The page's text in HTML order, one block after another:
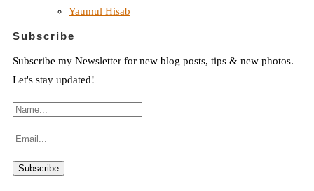
Yaumul Hisab
Subscribe
Subscribe my Newsletter for new blog posts, tips & new photos.
Let's stay updated!